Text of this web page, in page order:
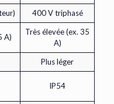
400 V triphasé
A)
Très élevée (ex. 35
A)
Plus léger
IP54